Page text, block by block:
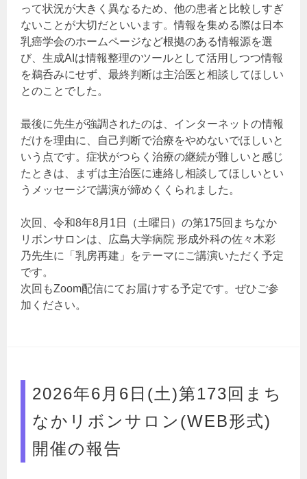
って状況が大きく異なるため、他の患者と比較しすぎ
ないことが大切だといいます。情報を集める際は日本
乳癌学会のホームページなど根拠のある情報源を選
び、生成AIは情報整理のツールとして活用しつつ情報
を鵜呑みにせず、最終判断は主治医と相談してほしい
とのことでした。
最後に先生が強調されたのは、インターネットの情報
だけを理由に、自己判断で治療をやめないでほしいと
いう点です。症状がつらく治療の継続が難しいと感じ
たときは、まずは主治医に連絡し相談してほしいとい
うメッセージで講演が締めくくられました。
次回、令和8年8月1日（土曜日）の第175回まちなか
リボンサロンは、広島大学病院 形成外科の佐々木彩
乃先生に「乳房再建」をテーマにご講演いただく予定
です。
次回もZoom配信にてお届けする予定です。ぜひご参
加ください。
2026年6月6日(土)第173回まち
なかリボンサロン(WEB形式)
開催の報告